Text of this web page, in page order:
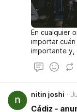
En cualquier
importar
importante y,
actores de
éxito o un
personal de
nitin joshi
Cádiz -